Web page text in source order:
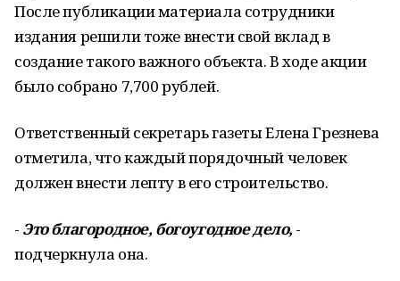
После публикации материала сотрудники
издания решили тоже внести свой вклад в
создание такого важного объекта. В ходе акции
было собрано 7,700 рублей.
Ответственный секретарь газеты Елена Грезнева
отметила, что каждый порядочный человек
должен внести лепту в его строительство.
- Это благородное, богоугодное дело, -
подчеркнула она.